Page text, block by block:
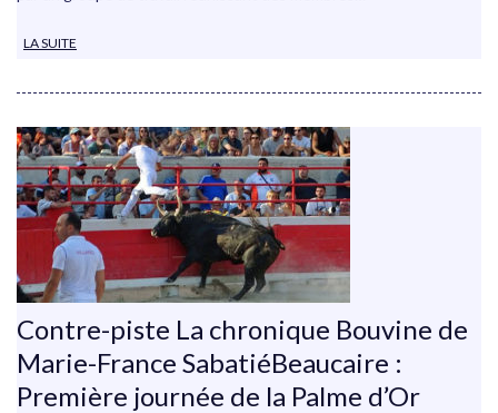
LA SUITE
Contre-piste La chronique Bouvine de
Marie-France SabatiéBeaucaire :
Première journée de la Palme d’Or